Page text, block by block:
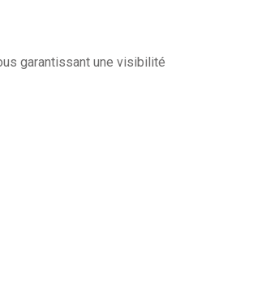
garantissant une visibilité